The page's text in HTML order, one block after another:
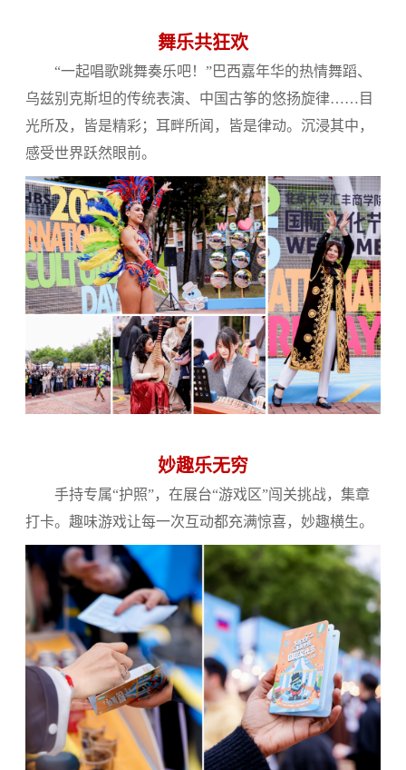
舞乐共狂欢
“一起唱歌跳舞奏乐吧！”巴西嘉年华的热情舞蹈、
乌兹别克斯坦的传统表演、中国古筝的悠扬旋律……目
光所及，皆是精彩；耳畔所闻，皆是律动。沉浸其中，
感受世界跃然眼前。
妙趣乐无穷
手持专属“护照”，在展台“游戏区”闯关挑战，集章
打卡。趣味游戏让每一次互动都充满惊喜，妙趣横生。